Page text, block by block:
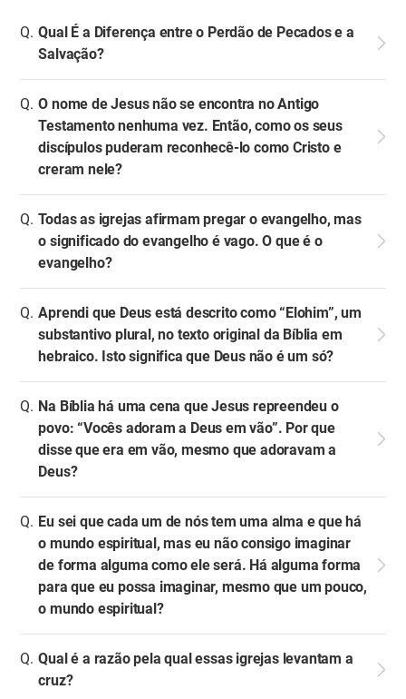
Qual É a Diferença entre o Perdão de Pecados e a
Salvação?
O nome de Jesus não se encontra no Antigo
Testamento nenhuma vez. Então, como os seus
discípulos puderam reconhecê-lo como Cristo e
creram nele?
Todas as igrejas afirmam pregar o evangelho, mas
o significado do evangelho é vago. O que é o
evangelho?
Aprendi que Deus está descrito como “Elohim”, um
substantivo plural, no texto original da Bíblia em
hebraico. Isto significa que Deus não é um só?
Na Bíblia há uma cena que Jesus repreendeu o
povo: “Vocês adoram a Deus em vão”. Por que
disse que era em vão, mesmo que adoravam a
Deus?
Eu sei que cada um de nós tem uma alma e que há
o mundo espiritual, mas eu não consigo imaginar
de forma alguma como ele será. Há alguma forma
para que eu possa imaginar, mesmo que um pouco,
o mundo espiritual?
Qual é a razão pela qual essas igrejas levantam a
cruz?